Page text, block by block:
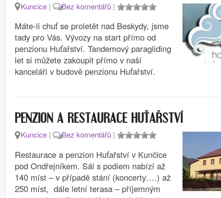
Kuncice | Bez komentářů |
Máte-li chuť se proletět nad Beskydy, jsme
tady pro Vás. Vývozy na start přímo od
penzionu Huťařství. Tandemový paragliding
let si můžete zakoupit přímo v naší
kanceláři v budově penzionu Huťařství.
PENZION A RESTAURACE HUŤAŘSTVÍ
Kuncice | Bez komentářů |
Restaurace a penzion Huťařství v Kunčice
pod Ondřejníkem. Sál s podiem nabízí až
140 míst – v případě stání (koncerty….) až
250 míst, dále letní terasa – příjemným